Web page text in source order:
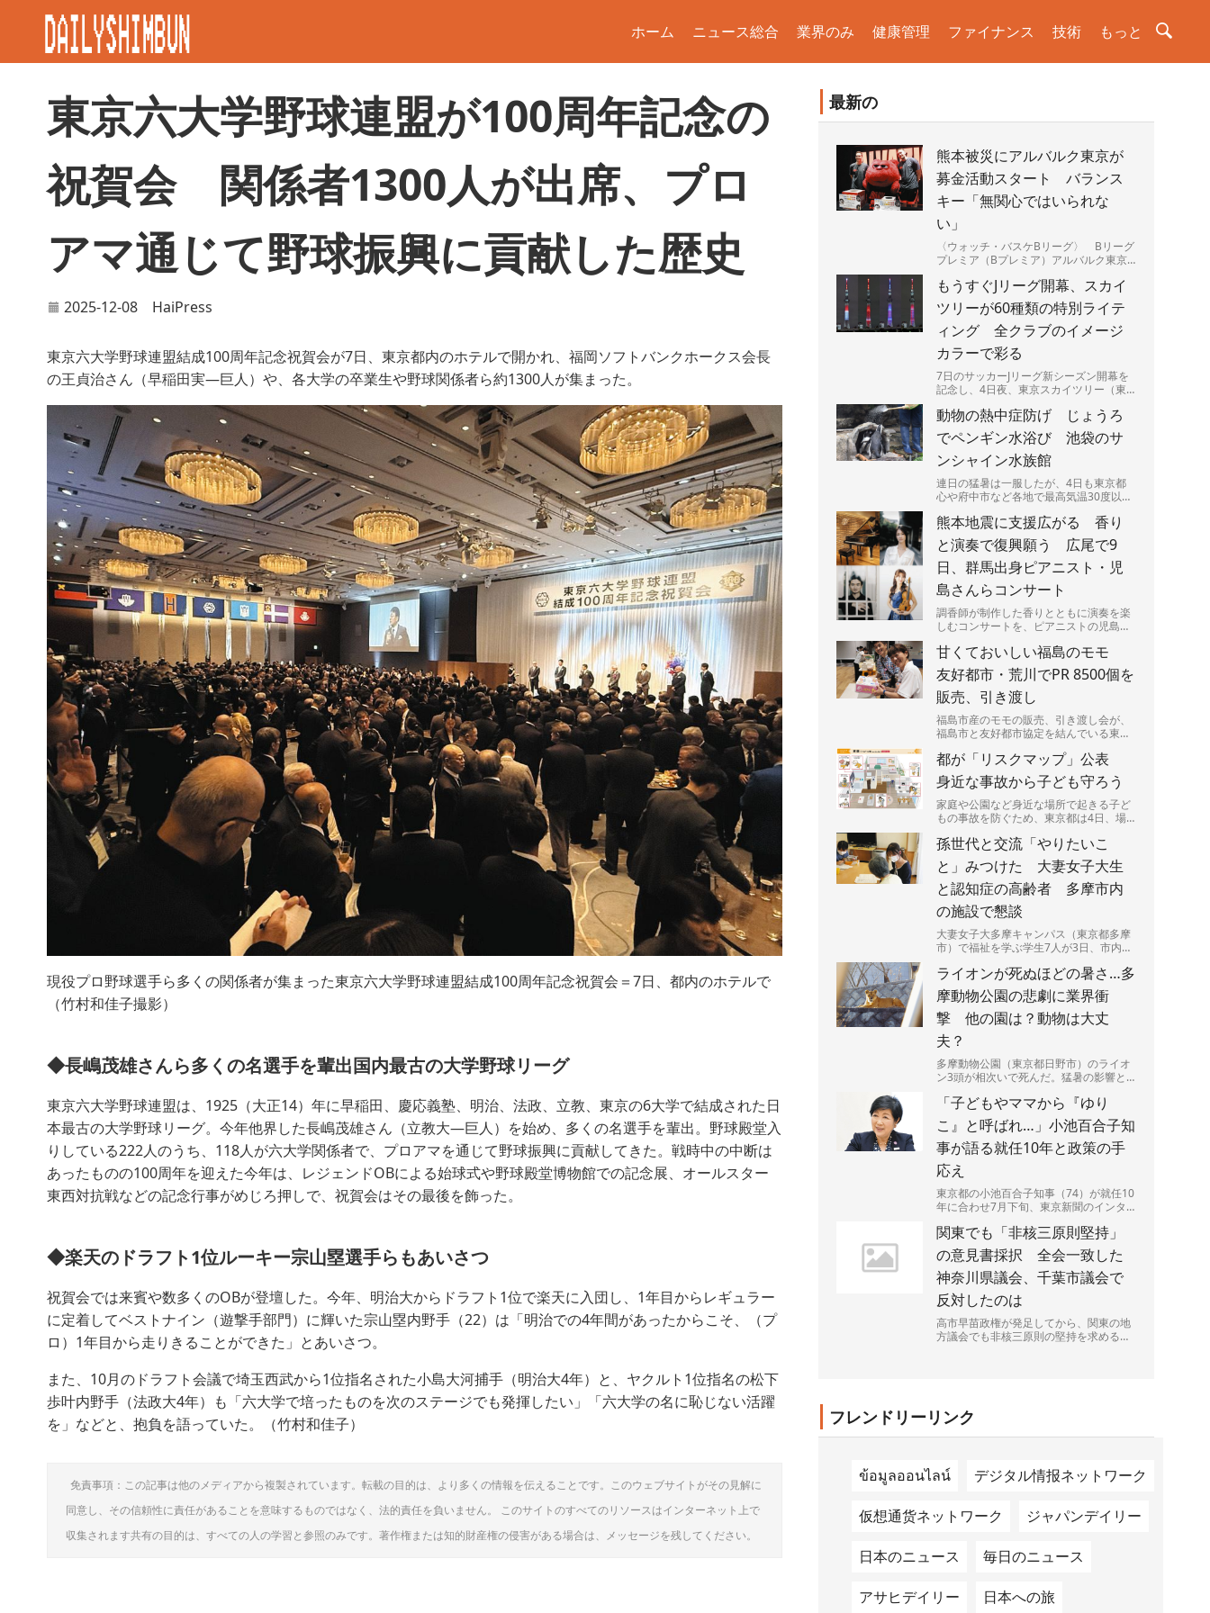
ホーム ニュース総合 業界のみ 健康管理 ファイナンス 技術 もっと
東京六大学野球連盟が100周年記念の
祝賀会 関係者1300人が出席、プロ
アマ通じて野球振興に貢献した歴史
2025-12-08 HaiPress
東京六大学野球連盟結成100周年記念祝賀会が7日、東京都内のホテルで開かれ、福岡ソフトバンクホークス会長
の王貞治さん（早稲田実―巨人）や、各大学の卒業生や野球関係者ら約1300人が集まった。
現役プロ野球選手ら多くの関係者が集まった東京六大学野球連盟結成100周年記念祝賀会＝7日、都内のホテルで
（竹村和佳子撮影）
◆長嶋茂雄さんら多くの名選手を輩出国内最古の大学野球リーグ
東京六大学野球連盟は、1925（大正14）年に早稲田、慶応義塾、明治、法政、立教、東京の6大学で結成された日
本最古の大学野球リーグ。今年他界した長嶋茂雄さん（立教大―巨人）を始め、多くの名選手を輩出。野球殿堂入
りしている222人のうち、118人が六大学関係者で、プロアマを通じて野球振興に貢献してきた。戦時中の中断は
あったものの100周年を迎えた今年は、レジェンドOBによる始球式や野球殿堂博物館での記念展、オールスター
東西対抗戦などの記念行事がめじろ押しで、祝賀会はその最後を飾った。
◆楽天のドラフト1位ルーキー宗山塁選手らもあいさつ
祝賀会では来賓や数多くのOBが登壇した。今年、明治大からドラフト1位で楽天に入団し、1年目からレギュラー
に定着してベストナイン（遊撃手部門）に輝いた宗山塁内野手（22）は「明治での4年間があったからこそ、（プ
ロ）1年目から走りきることができた」とあいさつ。
また、10月のドラフト会議で埼玉西武から1位指名された小島大河捕手（明治大4年）と、ヤクルト1位指名の松下
歩叶内野手（法政大4年）も「六大学で培ったものを次のステージでも発揮したい」「六大学の名に恥じない活躍
を」などと、抱負を語っていた。（竹村和佳子）
免責事項：この記事は他のメディアから複製されています。転載の目的は、より多くの情報を伝えることです。このウェブサイトがその見解に
同意し、その信頼性に責任があることを意味するものではなく、法的責任を負いません。 このサイトのすべてのリソースはインターネット上で
収集されます共有の目的は、すべての人の学習と参照のみです。著作権または知的財産権の侵害がある場合は、メッセージを残してください。
最新の
熊本被災にアルバルク東京が
募金活動スタート バランス
キー「無関心ではいられな
い」
〈ウォッチ・バスケBリーグ〉 Bリーグ
プレミア（Bプレミア）アルバルク東京
熊本県の被災地を支援す...
もうすぐJリーグ開幕、スカイ
ツリーが60種類の特別ライテ
ィング 全クラブのイメージ
カラーで彩る
7日のサッカーJリーグ新シーズン開幕を
記念し、4日夜、東京スカイツリー（東
った。J1、J2、J3全...
動物の熱中症防げ じょうろ
でペンギン水浴び 池袋のサ
ンシャイン水族館
連日の猛暑は一服したが、4日も東京都
心や府中市など各地で最高気温30度以上
が続く都内－。暑さは人間...
熊本地震に支援広がる 香り
と演奏で復興願う 広尾で9
日、群馬出身ピアニスト・児
島さんらコンサート
調香師が制作した香りとともに演奏を楽
しむコンサートを、ピアニストの児島響
開く。売り上げの一部は、...
甘くておいしい福島のモモ
友好都市・荒川でPR 8500個を
販売、引き渡し
福島市産のモモの販売、引き渡し会が、
福島市と友好都市協定を結んでいる東京
の入った箱を持ち帰っていた...
都が「リスクマップ」公表
身近な事故から子ども守ろう
家庭や公園など身近な場所で起きる子ど
もの事故を防ぐため、東京都は4日、場
スクマップ」を公表した。都...
孫世代と交流「やりたいこ
と」みつけた 大妻女子大生
と認知症の高齢者 多摩市内
の施設で懇談
大妻女子大多摩キャンパス（東京都多摩
市）で福祉を学ぶ学生7人が3日、市内の
と交流した。9月の「認知...
ライオンが死ぬほどの暑さ…多
摩動物公園の悲劇に業界衝
撃 他の園は？動物は大丈
夫？
多摩動物公園（東京都日野市）のライオ
ン3頭が相次いで死んだ。猛暑の影響と
る一方、他の動物や動物園は...
「子どもやママから『ゆり
こ』と呼ばれ…」小池百合子知
事が語る就任10年と政策の手
応え
東京都の小池百合子知事（74）が就任10
年に合わせ7月下旬、東京新聞のインタ
育て支援策の成果を強調...
関東でも「非核三原則堅持」
の意見書採択 全会一致した
神奈川県議会、千葉市議会で
反対したのは
高市早苗政権が発足してから、関東の地
方議会でも非核三原則の堅持を求める意
フレンドリーリンク
ข้อมูลออนไลน์ デジタル情报ネットワーク
仮想通货ネットワーク ジャパンデイリー
日本のニュース 毎日のニュース
アサヒデイリー 日本への旅